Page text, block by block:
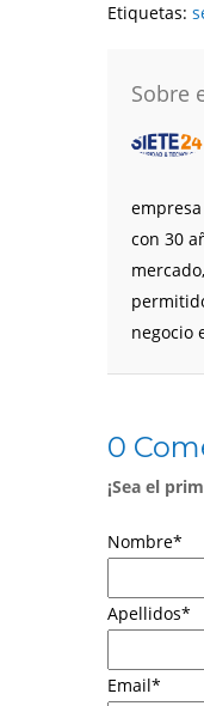
Etiquetas:
Sobre
con 30
negocio
0
¡Sea el
Nombre*
Apellidos*
Email*